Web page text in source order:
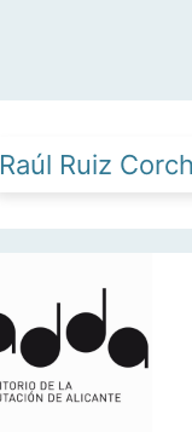
Raúl Ruiz